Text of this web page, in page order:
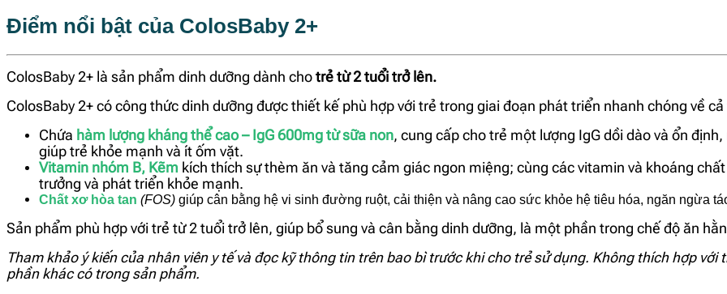
Điểm nổi bật của ColosBaby 2+
ColosBaby 2+ là sản phẩm dinh dưỡng dành cho trẻ từ 2 tuổi trở lên.
ColosBaby 2+ có công thức dinh dưỡng được thiết kế phù hợp với trẻ trong giai đoạn phát triển nhanh chóng về
Chứa hàm lượng kháng thể cao – IgG 600mg từ sữa non, cung cấp cho trẻ một lượng IgG dồi dào và ổn
giúp trẻ khỏe mạnh và ít ốm vặt.
Vitamin nhóm B, Kẽm kích thích sự thèm ăn và tăng cảm giác ngon miệng; cùng các vitamin và khoáng
trưởng và phát triển khỏe mạnh.
Chất xơ hòa tan (FOS) giúp cân bằng hệ vi sinh đường ruột, cải thiện và nâng cao sức khỏe hệ tiêu hóa, ngăn ngừa
Sản phẩm phù hợp với trẻ từ 2 tuổi trở lên, giúp bổ sung và cân bằng dinh dưỡng, là một phần trong chế độ ăn
Tham khảo ý kiến của nhân viên y tế và đọc kỹ thông tin trên bao bì trước khi cho trẻ sử dụng. Không thích hợp với
phần khác có trong sản phẩm.